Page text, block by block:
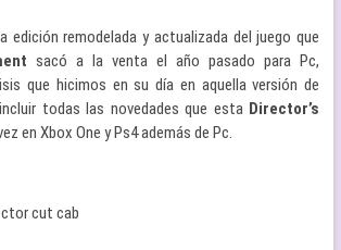
edición remodelada y actualizada del juego que
sacó a la venta el año pasado para Pc,
que hicimos en su día en aquella versión de
todas las novedades que esta Director’s
en Xbox One y Ps4 además de Pc.